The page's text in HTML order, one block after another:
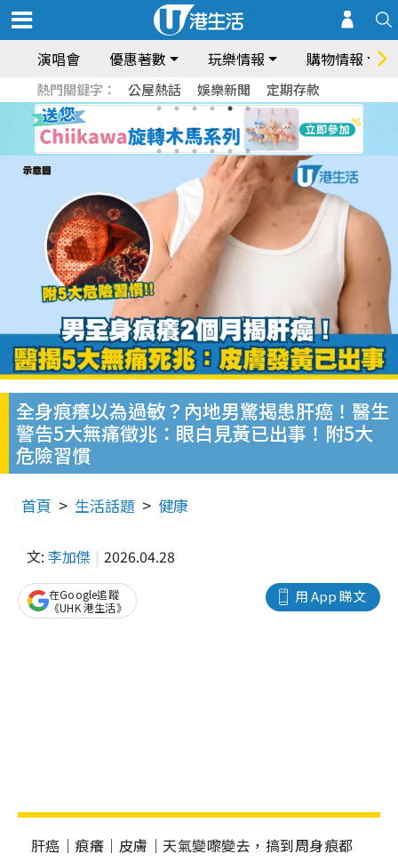
演唱會 優惠著數 玩樂情報 購物情報
熱門關鍵字： 公屋熱話 娛樂新聞 定期存款
全身痕癢以為過敏？內地男驚揭患肝癌！醫生
警告5大無痛徵兆：眼白見黃已出事！附5大
危險習慣
首頁 生活話題 健康
文: 李加傑 2026.04.28
用 App 睇文
在Google追蹤
《UHK 港生活》
肝癌｜痕癢｜皮膚｜天氣變嚟變去，搞到周身痕都